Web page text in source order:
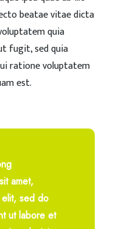
beatae vitae dicta
quia
fugit, sed quia
ratione voluptatem
est.
amet,
sed do
ut labore et